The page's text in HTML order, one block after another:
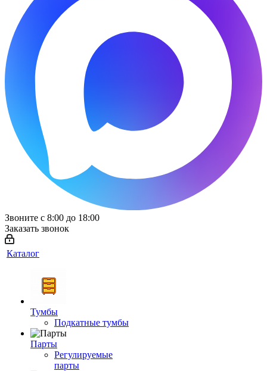
Звоните с 8:00 до 18:00
Заказать звонок
Каталог
Тумбы
Подкатные тумбы
Парты
Регулируемые
парты